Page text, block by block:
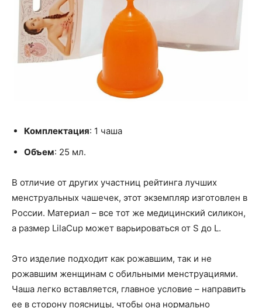
Комплектация: 1 чаша
Объем: 25 мл.
В отличие от других участниц рейтинга лучших
менструальных чашечек, этот экземпляр изготовлен в
России. Материал – все тот же медицинский силикон,
а размер LilaCup может варьироваться от S до L.
Это изделие подходит как рожавшим, так и не
рожавшим женщинам с обильными менструациями.
Чаша легко вставляется, главное условие – направить
ее в сторону поясницы, чтобы она нормально